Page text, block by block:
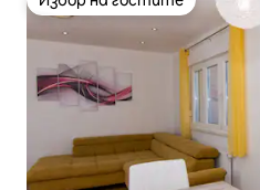
Избор на гостите